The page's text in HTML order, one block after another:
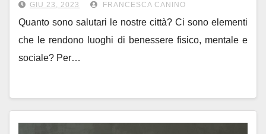
GIU 23, 2023 FRANCESCA CANINO
Quanto sono salutari le nostre città? Ci sono elementi
che le rendono luoghi di benessere fisico, mentale e
sociale? Per…